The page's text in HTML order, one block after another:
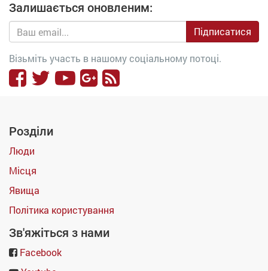
Залишається оновленим:
Підписатися
Візьміть участь в нашому соціальному потоці.
Розділи
Люди
Місця
Явища
Політика користування
Зв'яжіться з нами
Facebook